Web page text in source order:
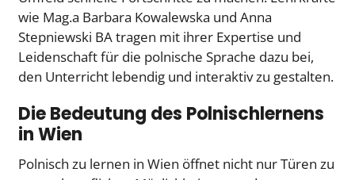
wie Mag.a Barbara Kowalewska und Anna
Stepniewski BA tragen mit ihrer Expertise und
Leidenschaft für die polnische Sprache dazu bei,
den Unterricht lebendig und interaktiv zu gestalten.
Die Bedeutung des Polnischlernens
in Wien
Polnisch zu lernen in Wien öffnet nicht nur Türen zu